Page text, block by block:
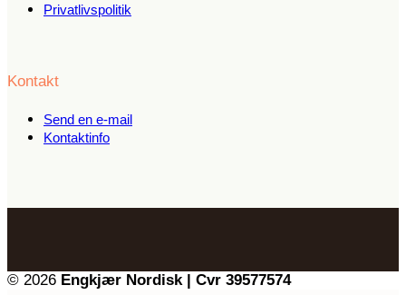
Privatlivspolitik
Kontakt
Send en e-mail
Kontaktinfo
© 2026 Engkjær Nordisk | Cvr 39577574